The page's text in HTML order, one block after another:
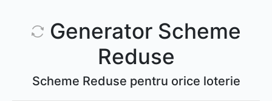
Generator Scheme
Reduse
Scheme Reduse pentru orice loterie